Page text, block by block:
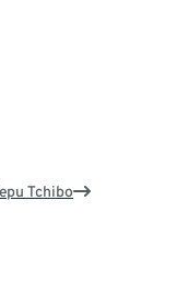
Tchibo